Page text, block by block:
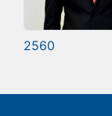
2560